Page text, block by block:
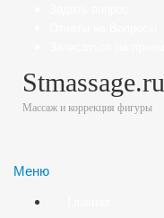
Stmassage.ru
Массаж и коррекция фигуры
Меню